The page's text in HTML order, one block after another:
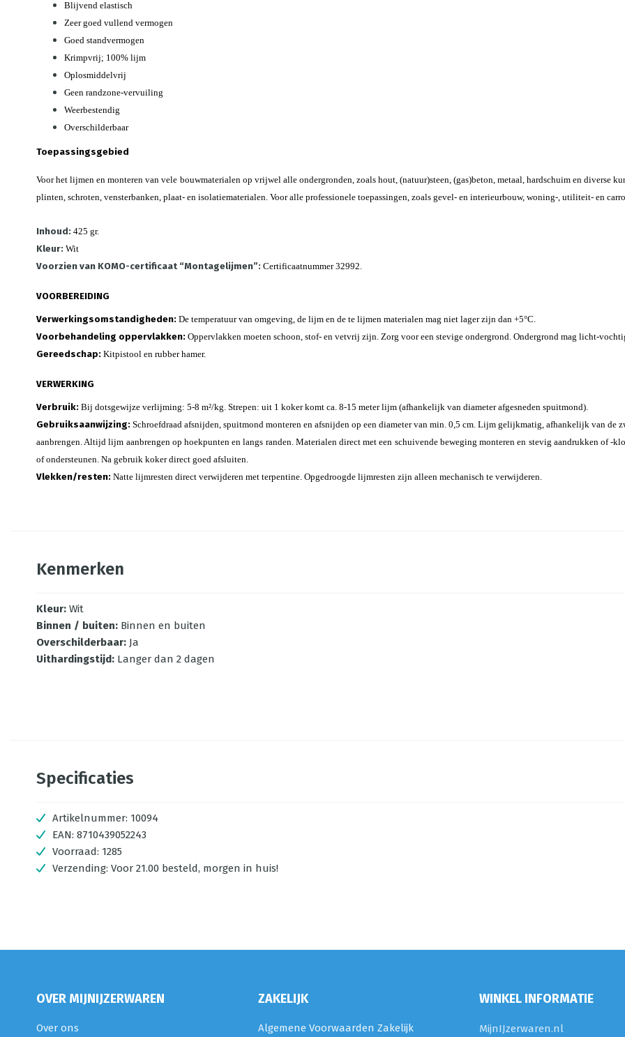
Blijvend elastisch
Zeer goed vullend vermogen
Goed standvermogen
Krimpvrij; 100% lijm
Oplosmiddelvrij
Geen randzone-vervuiling
Weerbestendig
Overschilderbaar
Toepassingsgebied
Voor het lijmen en monteren van vele bouwmaterialen op vrijwel alle ondergronden, zoals hout, (natuur)steen, (gas)beton, metaal, hardschuim en diverse
plinten, schroten, vensterbanken, plaat- en isolatiematerialen. Voor alle professionele toepassingen, zoals gevel- en interieurbouw, woning-, utiliteit- en
Inhoud: 425 gr.
Kleur: Wit
Voorzien van KOMO-certificaat “Montagelijmen”: Certificaatnummer 32992.
VOORBEREIDING
Verwerkingsomstandigheden: De temperatuur van omgeving, de lijm en de te lijmen materialen mag niet lager zijn dan +5°C.
Voorbehandeling oppervlakken: Oppervlakken moeten schoon, stof- en vetvrij zijn. Zorg voor een stevige ondergrond. Ondergrond mag licht-
Gereedschap: Kitpistool en rubber hamer.
VERWERKING
Verbruik: Bij dotsgewijze verlijming: 5-8 m²/kg. Strepen: uit 1 koker komt ca. 8-15 meter lijm (afhankelijk van diameter afgesneden spuitmond).
Gebruiksaanwijzing: Schroefdraad afsnijden, spuitmond monteren en afsnijden op een diameter van min. 0,5 cm. Lijm gelijkmatig, afhankelijk van de
aanbrengen. Altijd lijm aanbrengen op hoekpunten en langs randen. Materialen direct met een schuivende beweging monteren en stevig aandrukken of
of ondersteunen. Na gebruik koker direct goed afsluiten.
Vlekken/resten: Natte lijmresten direct verwijderen met terpentine. Opgedroogde lijmresten zijn alleen mechanisch te verwijderen.
Kenmerken
Kleur: Wit
Binnen / buiten: Binnen en buiten
Overschilderbaar: Ja
Uithardingstijd: Langer dan 2 dagen
Specificaties
Artikelnummer: 10094
EAN: 8710439052243
Voorraad: 1285
Verzending: Voor 21.00 besteld, morgen in huis!
OVER MIJNIJZERWAREN
Over ons
ZAKELIJK
Algemene Voorwaarden Zakelijk
WINKEL INFORMATIE
MijnIJzerwaren.nl